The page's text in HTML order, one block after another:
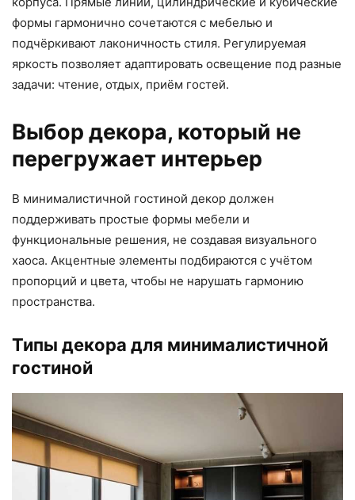
формы гармонично сочетаются с мебелью и
подчёркивают лаконичность стиля. Регулируемая
яркость позволяет адаптировать освещение под разные
задачи: чтение, отдых, приём гостей.
Выбор декора, который не
перегружает интерьер
В минималистичной гостиной декор должен
поддерживать простые формы мебели и
функциональные решения, не создавая визуального
хаоса. Акцентные элементы подбираются с учётом
пропорций и цвета, чтобы не нарушать гармонию
пространства.
Типы декора для минималистичной
гостиной